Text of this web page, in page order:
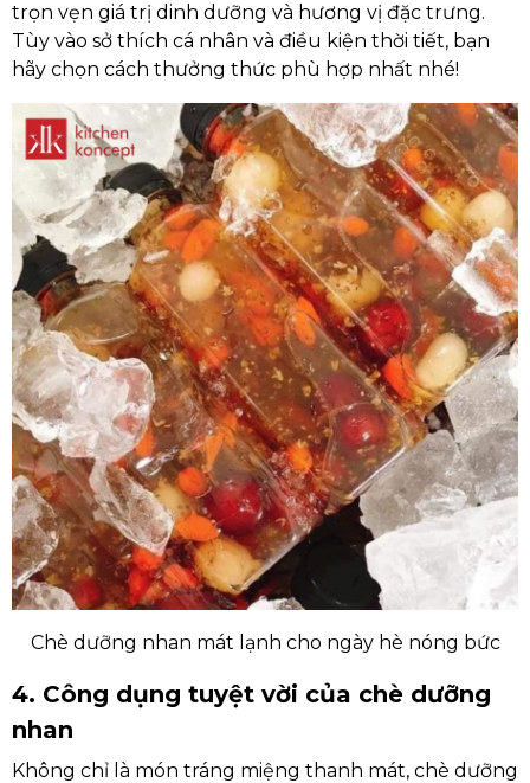
trọn vẹn giá trị dinh dưỡng và hương vị đặc trưng.
Tùy vào sở thích cá nhân và điều kiện thời tiết, bạn
hãy chọn cách thưởng thức phù hợp nhất nhé!
Chè dưỡng nhan mát lạnh cho ngày hè nóng bức
4. Công dụng tuyệt vời của chè dưỡng
nhan
Không chỉ là món tráng miệng thanh mát, chè dưỡng